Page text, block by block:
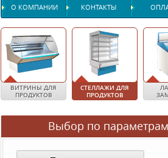
О КОМПАНИИ КОНТАКТЫ
ВИТРИНЫ ДЛЯ
ПРОДУКТОВ
СТЕЛЛАЖИ ДЛЯ
ПРОДУКТОВ
Выбор по параметрам